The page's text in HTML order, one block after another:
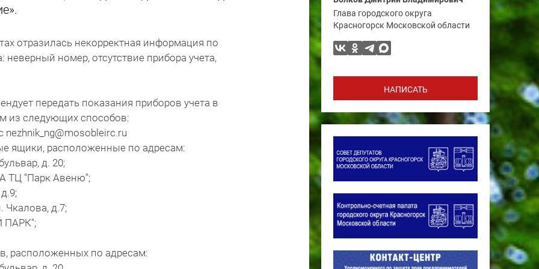
отразилась некорректная информация по
номер, отсутствие прибора учета,
передать показания приборов учета в
из следующих способов:
ящики, расположенные по адресам:
д. 20;
А ТЦ "Парк Авеню";
Чкалова, д.7;
ПАРК";
расположенных по адресам:
Глава городского округа
Красногорск Московской области
НАПИСАТЬ